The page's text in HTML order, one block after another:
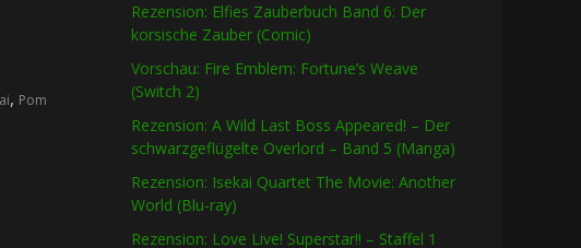
, Pom
Rezension: Elfies Zauberbuch Band 6: Der
korsische Zauber (Comic)
Vorschau: Fire Emblem: Fortune’s Weave
(Switch 2)
Rezension: A Wild Last Boss Appeared! – Der
schwarzgeflügelte Overlord – Band 5 (Manga)
Rezension: Isekai Quartet The Movie: Another
World (Blu-ray)
Rezension: Love Live! Superstar!! – Staffel 1